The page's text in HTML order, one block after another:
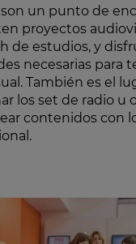
un punto de
proyectos
de estudios, y
necesarias para
También es el
los set de radio u
contenidos con